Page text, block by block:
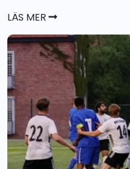
LÄS MER